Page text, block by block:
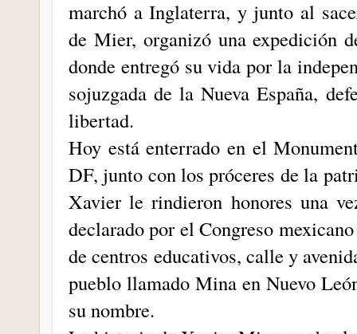
marchó a Inglaterra, y junto al
de Mier, organizó una expedición
donde entregó su vida por la
sojuzgada de la Nueva España,
libertad.
Hoy está enterrado en el
DF, junto con los próceres de la
Xavier le rindieron honores una
declarado por el Congreso
de centros educativos, calle y
pueblo llamado Mina en Nuevo
su nombre.